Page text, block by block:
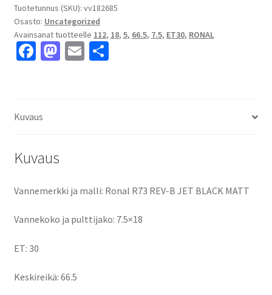
JET
BLACK
MATT
7.5x18"
määrä
Tuotetunnus (SKU): vv182685
Osasto: Uncategorized
Avainsanat tuotteelle 112, 18, 5, 66.5, 7.5, ET30, RONAL
Fa
o
M E S
Kuvaus
Kuvaus
Vannemerkki ja malli: Ronal R73 REV-B JET BLACK MATT
Vannekoko ja pulttijako: 7.5×18
ET: 30
Keskireikä: 66.5